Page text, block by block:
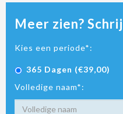
Meer zien?
Kies een periode*:
365 Dagen (€39,00)
Volledige naam*: